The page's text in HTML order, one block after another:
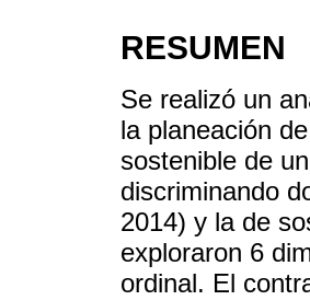
RESUMEN
Se realizó un
la planeación
sostenible de
discriminando
2014) y la de
exploraron 6
ordinal. El